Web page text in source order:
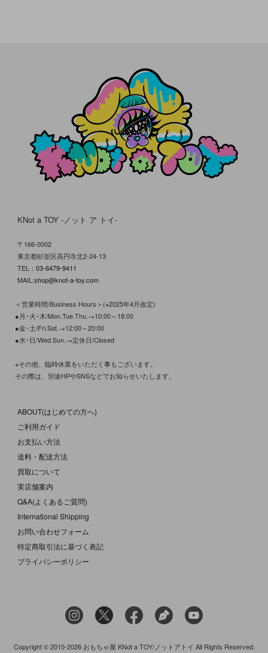
KNot a TOY -ノット ア トイ-
〒166-0002
東京都杉並区高円寺北2-24-13
TEL： 03-6479-9411
MAIL:shop@knot-a-toy.com
＜営業時間/Business Hours＞(※2025年4月改定)
●月･火･木/Mon.Tue.Thu.→10:00～18:00
●金･土/Fri.Sat.→12:00～20:00
●水･日/Wed.Sun.→定休日/Closed
※その他、臨時休業をいただく事もございます。
その際は、別途HPやSNSなどでお知らせいたします。
ABOUT(はじめての方へ)
ご利用ガイド
お支払い方法
送料・配送方法
買取について
実店舗案内
Q&A(よくあるご質問)
International Shipping
お問い合わせフォーム
特定商取引法に基づく表記
プライバシーポリシー
Copyright © 2010-2026 おもちゃ屋 KNot a TOY/ノットアトイ All Rights Reserved.